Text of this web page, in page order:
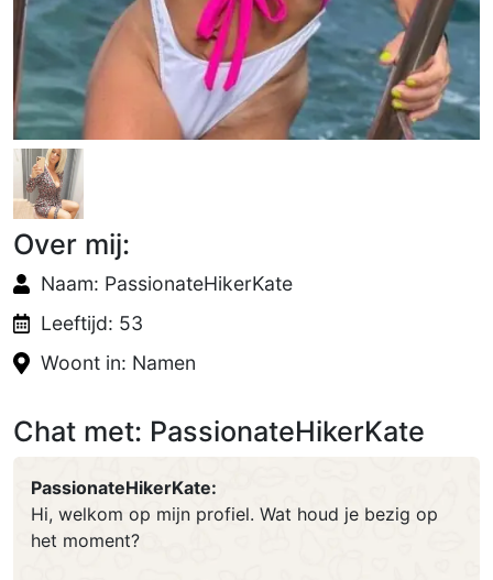
Over mij:
Naam: PassionateHikerKate
Leeftijd: 53
Woont in: Namen
Chat met: PassionateHikerKate
PassionateHikerKate:
Hi, welkom op mijn profiel. Wat houd je bezig op
het moment?